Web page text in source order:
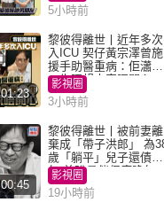
5小時前
01:23
黎彼得離世丨近年多次
入ICU 契仔黃宗澤曾施
援手助醫重病：佢瀟灑
一生唔想大家唔開心
影視圈
3小時前
00:45
黎彼得離世丨被前妻離
棄成「帶子洪郎」 為38
歲「躺平」兒子還債多
年 曾盼尋伴侶度晚年
影視圈
19小時前